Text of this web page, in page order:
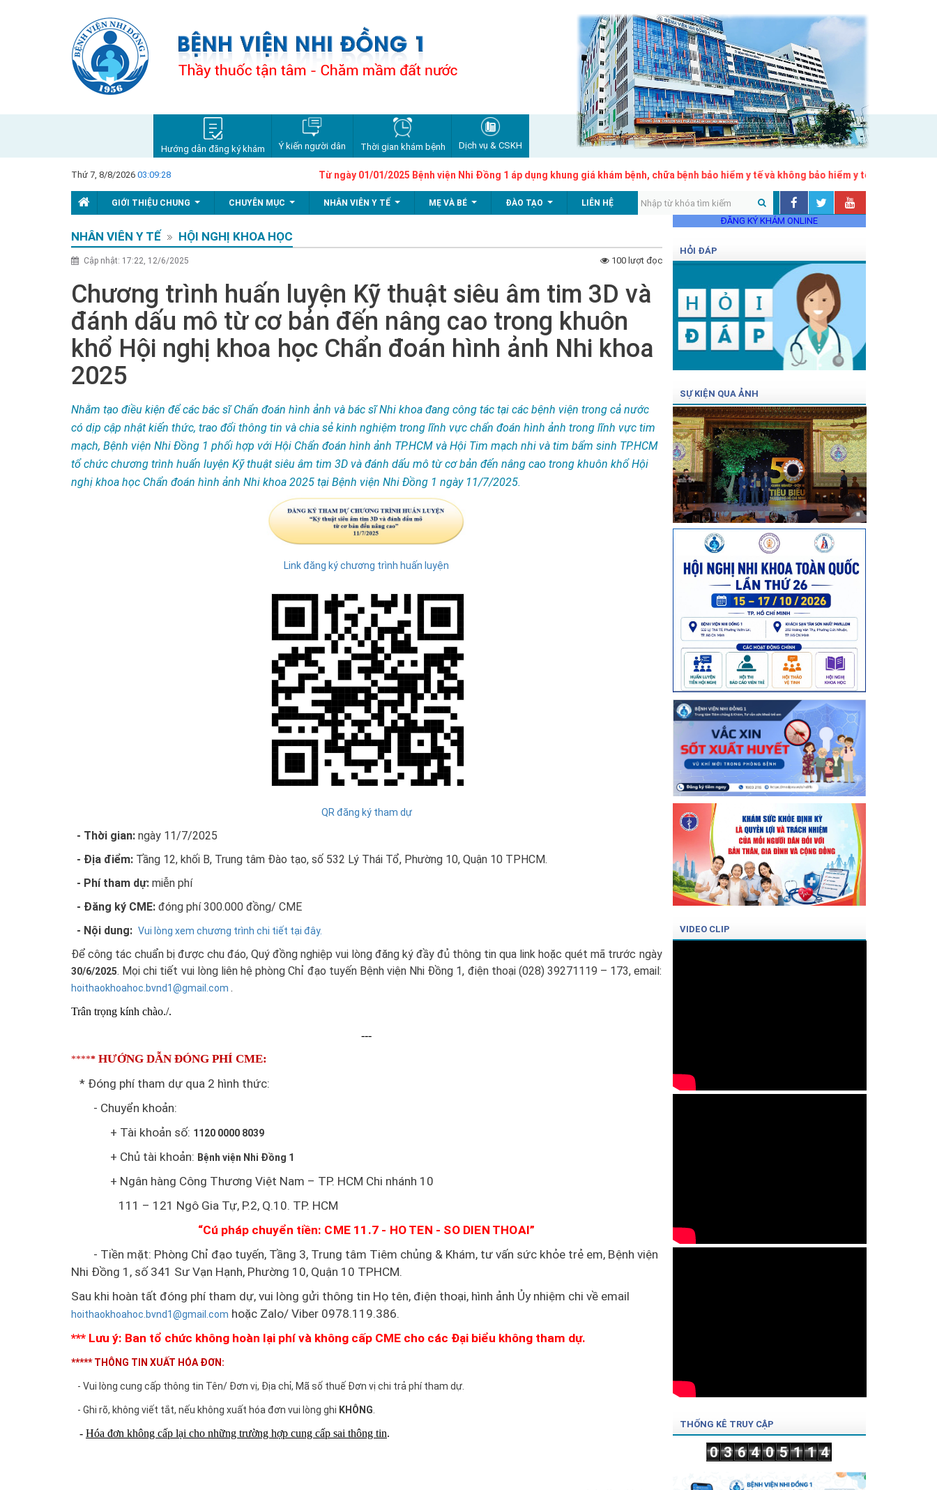
Thời gian khám bệnh
Hướng dẫn đăng ký khám Ý kiến người dân Dịch vụ & CSKH
Thứ 7, 8/8/2026 03:09:29 Từ ngày 01/01/2025 Bệnh viện Nhi Đồng 1 áp dụng khung giá khám bệnh, chữa bệnh bảo hiểm y tế và không bảo hiểm y tế theo Nghị quyết
GIỚI THIỆU CHUNG CHUYÊN MỤC NHÂN VIÊN Y TẾ MẸ VÀ BÉ ĐÀO TẠO LIÊN HỆ
NHÂN VIÊN Y TẾ HỘI NGHỊ KHOA HỌC
Cập nhật: 17:22, 12/6/2025 100 lượt đọc
Chương trình huấn luyện Kỹ thuật siêu âm tim 3D và
đánh dấu mô từ cơ bản đến nâng cao trong khuôn
khổ Hội nghị khoa học Chẩn đoán hình ảnh Nhi khoa
2025
Nhằm tạo điều kiện để các bác sĩ Chẩn đoán hình ảnh và bác sĩ Nhi khoa đang công tác tại các bệnh viện trong cả nước
có dịp cập nhật kiến thức, trao đổi thông tin và chia sẻ kinh nghiệm trong lĩnh vực chẩn đoán hình ảnh trong lĩnh vực tim
mạch, Bệnh viện Nhi Đồng 1 phối hợp với Hội Chẩn đoán hình ảnh TP.HCM và Hội Tim mạch nhi và tim bẩm sinh TP.HCM
tổ chức chương trình huấn luyện Kỹ thuật siêu âm tim 3D và đánh dấu mô từ cơ bản đến nâng cao trong khuôn khổ Hội
nghị khoa học Chẩn đoán hình ảnh Nhi khoa 2025 tại Bệnh viện Nhi Đồng 1 ngày 11/7/2025.
Link đăng ký chương trình huấn luyện
QR đăng ký tham dự
- Thời gian: ngày 11/7/2025
- Địa điểm: Tầng 12, khối B, Trung tâm Đào tạo, số 532 Lý Thái Tổ, Phường 10, Quận 10 TPHCM.
- Phí tham dự: miễn phí
- Đăng ký CME: đóng phí 300.000 đồng/ CME
- Nội dung: Vui lòng xem chương trình chi tiết tại đây.
Để công tác chuẩn bị được chu đáo, Quý đồng nghiệp vui lòng đăng ký đầy đủ thông tin qua link hoặc quét mã trước ngày
30/6/2025. Mọi chi tiết vui lòng liên hệ phòng Chỉ đạo tuyến Bệnh viện Nhi Đồng 1, điện thoại (028) 39271119 – 173, email:
hoithaokhoahoc.bvnd1@gmail.com .
Trân trọng kính chào./.
---
***** HƯỚNG DẪN ĐÓNG PHÍ CME:
* Đóng phí tham dự qua 2 hình thức:
- Chuyển khoản:
+ Tài khoản số: 1120 0000 8039
+ Chủ tài khoản: Bệnh viện Nhi Đồng 1
+ Ngân hàng Công Thương Việt Nam – TP. HCM Chi nhánh 10
111 – 121 Ngô Gia Tự, P.2, Q.10. TP. HCM
“Cú pháp chuyển tiền: CME 11.7 - HO TEN - SO DIEN THOAI”
- Tiền mặt: Phòng Chỉ đạo tuyến, Tầng 3, Trung tâm Tiêm chủng & Khám, tư vấn sức khỏe trẻ em, Bệnh viện
Nhi Đồng 1, số 341 Sư Vạn Hạnh, Phường 10, Quận 10 TPHCM.
Sau khi hoàn tất đóng phí tham dự, vui lòng gửi thông tin Họ tên, điện thoại, hình ảnh Ủy nhiệm chi về email
hoithaokhoahoc.bvnd1@gmail.com hoặc Zalo/ Viber 0978.119.386.
*** Lưu ý: Ban tổ chức không hoàn lại phí và không cấp CME cho các Đại biểu không tham dự.
***** THÔNG TIN XUẤT HÓA ĐƠN:
- Vui lòng cung cấp thông tin Tên/ Đơn vị, Địa chỉ, Mã số thuế Đơn vị chi trả phí tham dự.
- Ghi rõ, không viết tắt, nếu không xuất hóa đơn vui lòng ghi KHÔNG
- Hóa đơn không cấp lại cho những trường hợp cung cấp sai thông tin.
ĐĂNG KÝ KHÁM ONLINE
HỎI ĐÁP
SỰ KIỆN QUA ẢNH
ảnh bv
VIDEO CLIP
THỐNG KÊ TRUY CẬP
0 3 6 4 0 5 1 1 4